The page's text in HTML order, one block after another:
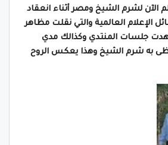
الآن لشرم الشيخ ومصر أثناء انعقاد
الإعلام العالمية والتي نقلت مظاهر
جلسات المنتدي وكذالك مدي
به شرم الشيخ وهذا يعكس الروح